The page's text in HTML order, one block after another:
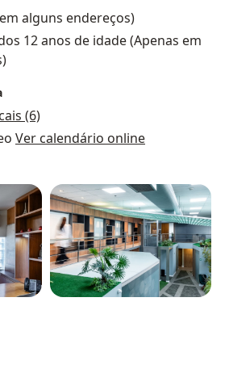
alguns endereços)
12 anos de idade (Apenas em
(6)
Ver calendário online